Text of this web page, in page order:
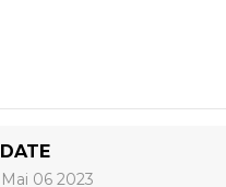
DATE
Mai 06 2023